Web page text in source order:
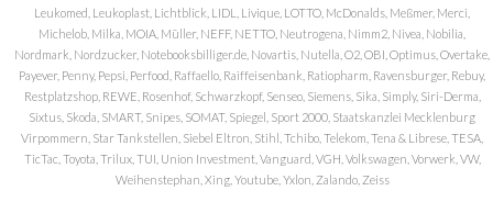
Leukomed, Leukoplast, Lichtblick, LIDL, Livique, LOTTO, McDonalds, Meßmer, Merci,
Michelob, Milka, MOIA, Müller, NEFF, NETTO, Neutrogena, Nimm2, Nivea, Nobilia,
Nordmark, Nordzucker, Notebooksbilliger.de, Novartis, Nutella, O2, OBI, Optimus, Overtake,
Payever, Penny, Pepsi, Perfood, Raffaello, Raiffeisenbank, Ratiopharm, Ravensburger, Rebuy,
Restplatzshop, REWE, Rosenhof, Schwarzkopf, Senseo, Siemens, Sika, Simply, Siri-Derma,
Sixtus, Skoda, SMART, Snipes, SOMAT, Spiegel, Sport 2000, Staatskanzlei Mecklenburg
Virpommern, Star Tankstellen, Siebel Eltron, Stihl, Tchibo, Telekom, Tena & Librese, TESA,
TicTac, Toyota, Trilux, TUI, Union Investment, Vanguard, VGH, Volkswagen, Vorwerk, VW,
Weihenstephan, Xing, Youtube, Yxlon, Zalando, Zeiss